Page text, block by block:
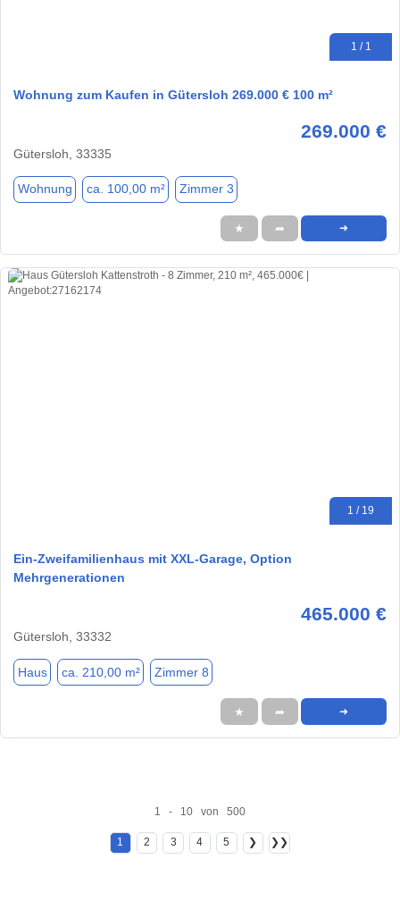
1 / 1
Wohnung zum Kaufen in Gütersloh 269.000 € 100 m²
269.000 €
Gütersloh, 33335
Wohnung ca. 100,00 m² Zimmer 3
★ ➦ ➜
1 / 19
Ein-Zweifamilienhaus mit XXL-Garage, Option
Mehrgenerationen
465.000 €
Gütersloh, 33332
Haus ca. 210,00 m² Zimmer 8
★ ➦ ➜
1 - 10 von 500
1 2 3 4 5 ❯ ❯❯